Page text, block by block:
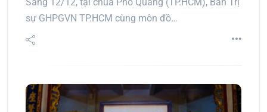
sự GHPGVN TP.HCM cùng môn đồ…